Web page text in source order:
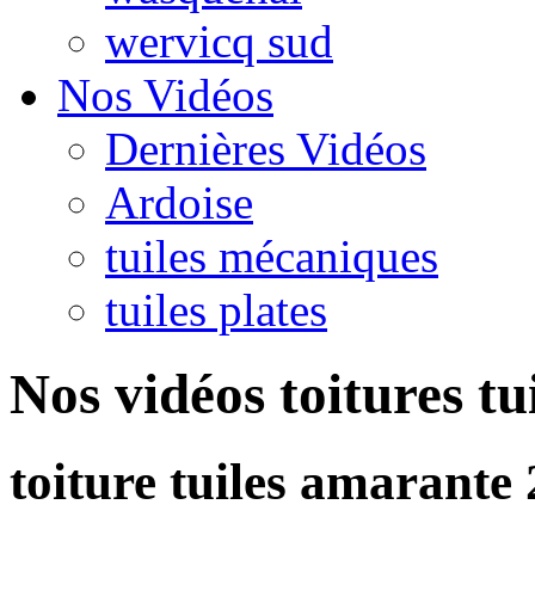
wervicq sud
Nos Vidéos
Dernières Vidéos
Ardoise
tuiles mécaniques
tuiles plates
Nos vidéos toitures
toiture tuiles amarante